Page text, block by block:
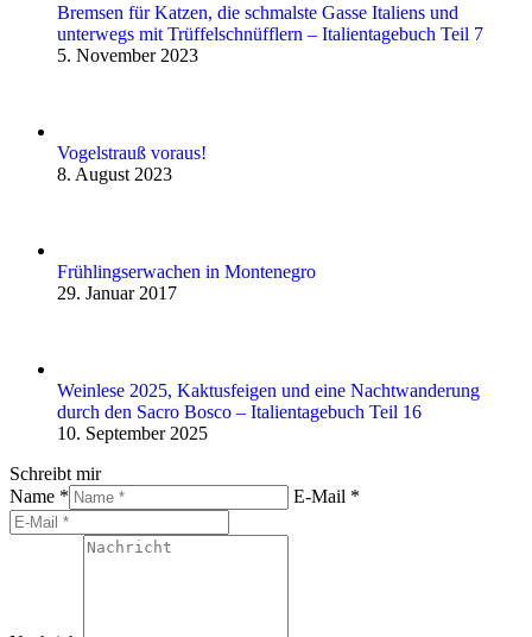
Bremsen für Katzen, die schmalste Gasse Italiens und
unterwegs mit Trüffelschnüfflern – Italientagebuch Teil 7
5. November 2023
Vogelstrauß voraus!
8. August 2023
Frühlingserwachen in Montenegro
29. Januar 2017
Weinlese 2025, Kaktusfeigen und eine Nachtwanderung
durch den Sacro Bosco – Italientagebuch Teil 16
10. September 2025
Schreibt mir
Name *
E-Mail *